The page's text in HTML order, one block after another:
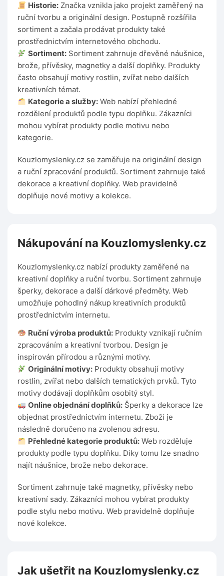
Historie: Značka vznikla jako projekt zaměřený na
ruční tvorbu a originální design. Postupně rozšířila
sortiment a začala prodávat produkty také
prostřednictvím internetového obchodu.
Sortiment: Sortiment zahrnuje dřevěné náušnice,
brože, přívěsky, magnetky a další doplňky. Produkty
často obsahují motivy rostlin, zvířat nebo dalších
kreativních témat.
Kategorie a služby: Web nabízí přehledné
rozdělení produktů podle typu doplňku. Zákazníci
mohou vybírat produkty podle motivu nebo
kategorie.
Kouzlomyslenky.cz se zaměřuje na originální design
a ruční zpracování produktů. Sortiment zahrnuje také
dekorace a kreativní doplňky. Web pravidelně
doplňuje nové motivy a kolekce.
Nákupování na Kouzlomyslenky.cz
Kouzlomyslenky.cz nabízí produkty zaměřené na
kreativní doplňky a ruční tvorbu. Sortiment zahrnuje
šperky, dekorace a další dárkové předměty. Web
umožňuje pohodlný nákup kreativních produktů
prostřednictvím internetu.
Ruční výroba produktů: Produkty vznikají ručním
zpracováním a kreativní tvorbou. Design je
inspirován přírodou a různými motivy.
Originální motivy: Produkty obsahují motivy
rostlin, zvířat nebo dalších tematických prvků. Tyto
motivy dodávají doplňkům osobitý styl.
Online objednání doplňků: Šperky a dekorace lze
objednat prostřednictvím internetu. Zboží je
následně doručeno na zvolenou adresu.
Přehledné kategorie produktů: Web rozděluje
produkty podle typu doplňku. Díky tomu lze snadno
najít náušnice, brože nebo dekorace.
Sortiment zahrnuje také magnetky, přívěsky nebo
kreativní sady. Zákazníci mohou vybírat produkty
podle stylu nebo motivu. Web pravidelně doplňuje
nové kolekce.
Jak ušetřit na Kouzlomyslenky.cz